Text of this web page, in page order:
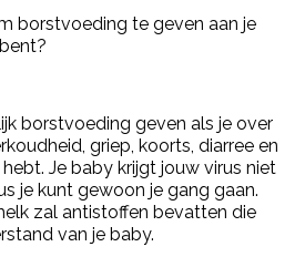
borstvoeding te geven aan je
borstvoeding geven als je over
griep, koorts, diarree en
Je baby krijgt jouw virus niet
je kunt gewoon je gang gaan.
zal antistoffen bevatten die
van je baby.